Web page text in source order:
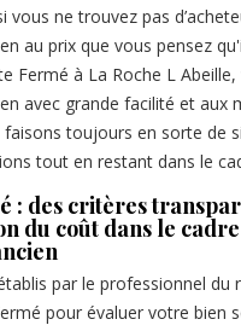
vous ne trouvez pas
au prix que vous pensez
Fermé à La Roche L
avec grande facilité et aux
faisons toujours en sorte de
tout en restant dans le
: des critères
du coût dans le
par le professionnel du
pour évaluer votre bien